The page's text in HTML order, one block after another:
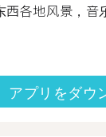
西各地风景，音
アプリをダウ